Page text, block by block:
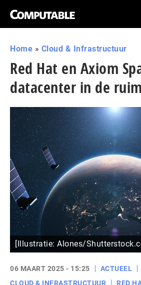
Home » Cloud & Infrastructuur
Red Hat en Axiom
datacenter in de
[Illustratie: Alones/
06 MAART 2025 - 15:25
ACTUEEL
CLOUD & INFRASTRUCTUUR
RED